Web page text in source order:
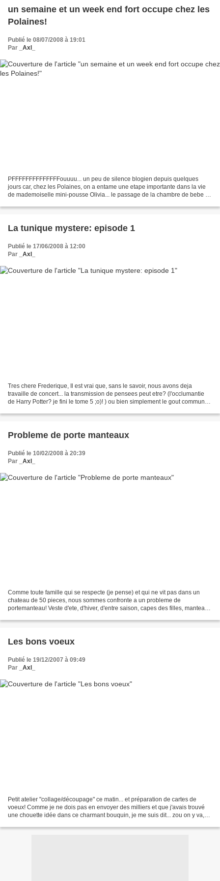
un semaine et un week end fort occupe chez les
Polaines!
Publié le 08/07/2008 à 19:01
Par
_Axl_
PFFFFFFFFFFFFFFouuuu... un peu de silence blogien depuis quelques
jours car, chez les Polaines, on a entame une etape importante dans la vie
de mademoiselle mini-pousse Olivia... le passage de la chambre de bebe a
La tunique mystere: episode 1
Publié le 17/06/2008 à 12:00
Par
_Axl_
Tres chere Frederique, Il est vrai que, sans le savoir, nous avons deja
travaille de concert... la transmission de pensees peut etre? (l'occlumantie
de Harry Potter? je fini le tome 5 ;o)! ) ou bien simplement le gout commun
Probleme de porte manteaux
Publié le 10/02/2008 à 20:39
Par
_Axl_
Comme toute famille qui se respecte (je pense) et qui ne vit pas dans un
chateau de 50 pieces, nous sommes confronte a un probleme de
portemanteau! Veste d'ete, d'hiver, d'entre saison, capes des filles, manteau
Les bons voeux
Publié le 19/12/2007 à 09:49
Par
_Axl_
Petit atelier "collage/découpage" ce matin... et préparation de cartes de
voeux! Comme je ne dois pas en envoyer des milliers et que j'avais trouvé
une chouette idée dans ce charmant bouquin, je me suis dit... zou on y va,